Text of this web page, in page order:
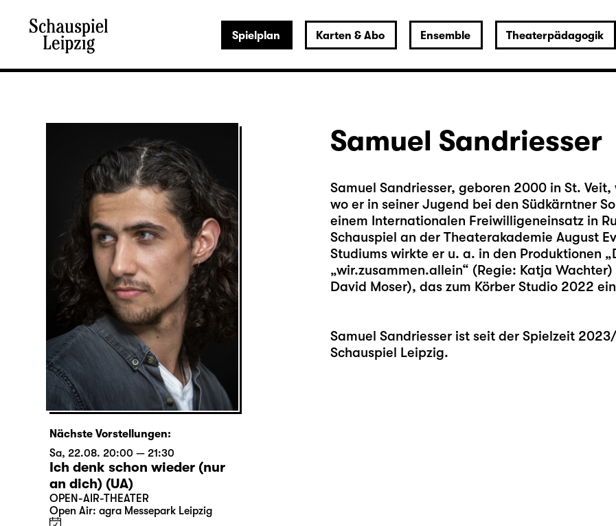
Spielplan Karten & Abo Ensemble Theaterpädagogik
Samuel Sandriesser
Samuel Sandriesser, geboren 2000 in St.
wo er in seiner Jugend bei den Südkärntner
einem Internationalen Freiwilligeneinsatz in
Schauspiel an der Theaterakademie August
Studiums wirkte er u. a. in den Produktionen
„wir.zusammen.allein“ (Regie: Katja
David Moser), das zum Körber Studio 2022
Samuel Sandriesser ist seit der Spielzeit
Schauspiel Leipzig.
Nächste Vorstellungen:
Sa, 22.08. 20:00 — 21:30
Ich denk schon wieder (nur
an dich) (UA)
OPEN-AIR-THEATER
Open Air: agra Messepark Leipzig